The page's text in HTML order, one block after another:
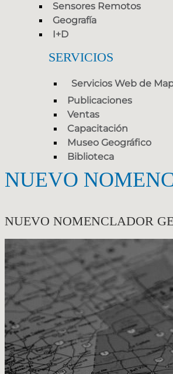
Sensores Remotos
Geografía
I+D
SERVICIOS
Servicios Web de
Publicaciones
Ventas
Capacitación
Museo Geográfico
Biblioteca
NUEVO
NUEVO NOMENCLADOR